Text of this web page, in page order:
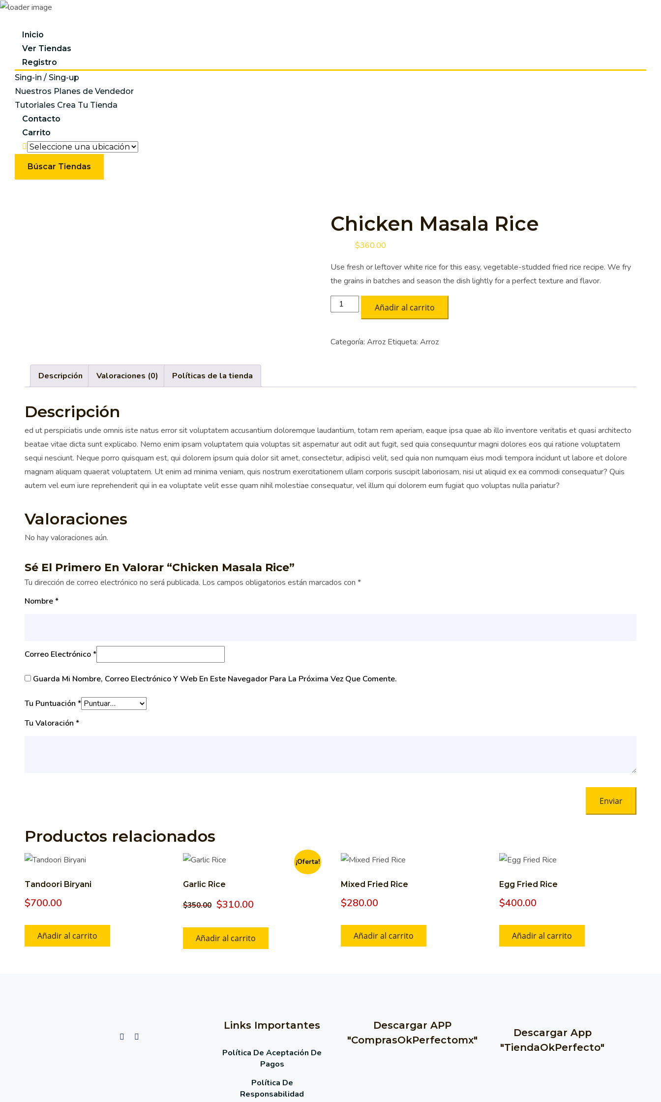
Inicio
Ver Tiendas
Registro
Sing-in / Sing-up
Nuestros Planes de Vendedor
Tutoriales Crea Tu Tienda
Contacto
Carrito
Búscar Tiendas
Chicken Masala Rice
$360.00
Use fresh or leftover white rice for this easy, vegetable-studded fried rice recipe. We fry
the grains in batches and season the dish lightly for a perfect texture and flavor.
Añadir al carrito
Categoría: Arroz Etiqueta: Arroz
Descripción Valoraciones (0) Políticas de la tienda
Descripción
ed ut perspiciatis unde omnis iste natus error sit voluptatem accusantium doloremque laudantium, totam rem aperiam, eaque ipsa quae ab illo inventore veritatis et quasi architecto
beatae vitae dicta sunt explicabo. Nemo enim ipsam voluptatem quia voluptas sit aspernatur aut odit aut fugit, sed quia consequuntur magni dolores eos qui ratione voluptatem
sequi nesciunt. Neque porro quisquam est, qui dolorem ipsum quia dolor sit amet, consectetur, adipisci velit, sed quia non numquam eius modi tempora incidunt ut labore et dolore
magnam aliquam quaerat voluptatem. Ut enim ad minima veniam, quis nostrum exercitationem ullam corporis suscipit laboriosam, nisi ut aliquid ex ea commodi consequatur? Quis
autem vel eum iure reprehenderit qui in ea voluptate velit esse quam nihil molestiae consequatur, vel illum qui dolorem eum fugiat quo voluptas nulla pariatur?
Valoraciones
No hay valoraciones aún.
Sé El Primero En Valorar “Chicken Masala Rice”
Tu dirección de correo electrónico no será publicada. Los campos obligatorios están marcados con *
Nombre*
Correo Electrónico*
Guarda Mi Nombre, Correo Electrónico Y Web En Este Navegador Para La Próxima Vez Que Comente.
Tu Puntuación *
Tu Valoración *
Productos relacionados
Tandoori Biryani
$700.00
Añadir al carrito
¡Oferta!
Garlic Rice
$350.00 $310.00
Añadir al carrito
Mixed Fried Rice
$280.00
Añadir al carrito
Egg Fried Rice
$400.00
Añadir al carrito
Links Importantes
Política De Aceptación De
Pagos
Política De
Responsabilidad
Descargar APP
"ComprasOkPerfectomx"
Descargar App
"TiendaOkPerfecto"